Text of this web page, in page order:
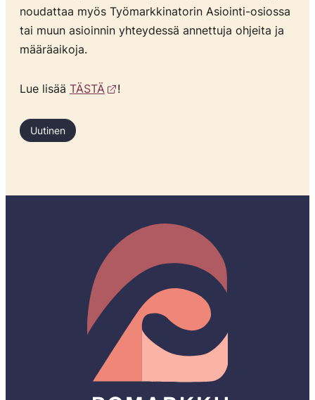
noudattaa myös Työmarkkinatorin Asiointi-osiossa
tai muun asioinnin yhteydessä annettuja ohjeita ja
määräaikoja.
Lue lisää TÄSTÄ !
Uutinen